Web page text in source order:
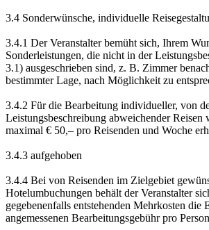
3.4 Sonderwünsche, individuelle
3.4.1 Der Veranstalter bemüht sich, Ihrem
Sonderleistungen, die nicht in der
3.1) ausgeschrieben sind, z. B. Zimmer
bestimmter Lage, nach Möglichkeit zu
3.4.2 Für die Bearbeitung individueller, von
Leistungsbeschreibung abweichender
maximal € 50,– pro Reisenden und Woche
3.4.3 aufgehoben
3.4.4 Bei von Reisenden im Zielgebiet
Hotelumbuchungen behält der Veranstalter
gegebenenfalls entstehenden Mehrkosten die
angemessenen Bearbeitungsgebühr pro